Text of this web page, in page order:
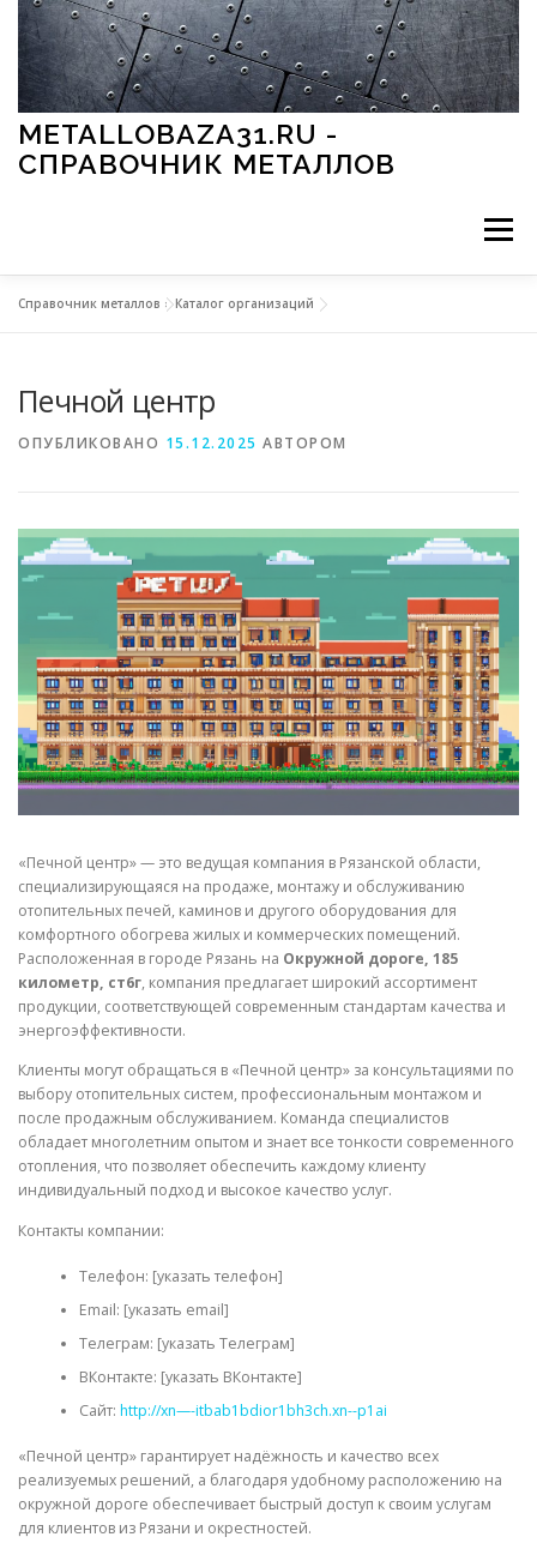
Перейти к содержимому
METALLOBAZA31.RU -
СПРАВОЧНИК МЕТАЛЛОВ
Меню
МЕТАЛЛЫ И ОКРУЖАЮЩАЯ СРЕДА
СВОЙСТВА МЕТАЛЛОВ
СТАТЬИ
Справочник металлов »Каталог организаций
Печной центр
ОПУБЛИКОВАНО 15.12.2025 АВТОРОМ
«Печной центр» — это ведущая компания в Рязанской области,
специализирующаяся на продаже, монтажу и обслуживанию
отопительных печей, каминов и другого оборудования для
комфортного обогрева жилых и коммерческих помещений.
Расположенная в городе Рязань на Окружной дороге, 185
километр, ст6г, компания предлагает широкий ассортимент
продукции, соответствующей современным стандартам качества и
энергоэффективности.
Клиенты могут обращаться в «Печной центр» за консультациями по
выбору отопительных систем, профессиональным монтажом и
после продажным обслуживанием. Команда специалистов
обладает многолетним опытом и знает все тонкости современного
отопления, что позволяет обеспечить каждому клиенту
индивидуальный подход и высокое качество услуг.
Контакты компании:
Телефон: [указать телефон]
Email: [указать email]
Телеграм: [указать Телеграм]
ВКонтакте: [указать ВКонтакте]
Сайт: http://xn—-itbab1bdior1bh3ch.xn--p1ai
«Печной центр» гарантирует надёжность и качество всех
реализуемых решений, а благодаря удобному расположению на
окружной дороге обеспечивает быстрый доступ к своим услугам
для клиентов из Рязани и окрестностей.